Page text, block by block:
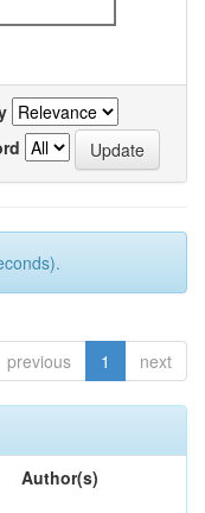
previous 1 next
Author(s)